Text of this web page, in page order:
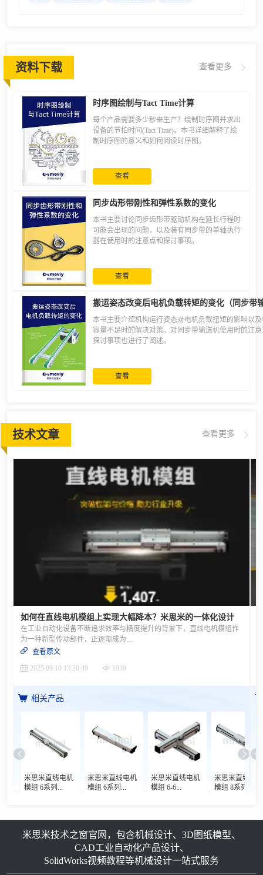
资料下载 查看更多
时序图绘制与Tact Time计算
每个产品需要多少秒来生产？绘制时序图并求出
设备的节拍时间(Tact Time)。本书详细解释了绘
制时序图的意义和如何阅读时序图。
查看
同步齿形带刚性和弹性系数的变化
本书主要讨论同步齿形带驱动机构在延长行程时
可能会出现的问题，以及装有同步带的单轴执行
器在使用时的注意点和探讨事项。
查看
搬运姿态改变后电机负载转矩的变化（同步带
本书主要介绍机构运行姿态对电机负载扭矩的影响以
容量不足时的解决对策。对同步带输送机使用时的注
探讨事项也进行了阐述。
查看
技术文章 查看更多
如何在直线电机模组上实现大幅降本？米思米的一体化设计
在工业自动化设备不断追求效率与精度提升的背景下，直线电机模组作
为一种新型传动部件，正逐渐成为众多制造企业的优先选择。相比传统的丝杠模组，直线电机在速度、精度、寿命等方面具备显著优势。然而，设备升级往往伴随着成本压力，如何在性能提升的同时实现成本控制，成为很多企业关注的焦点。米思米通过一体化设计与产品创新，在这一领域给出了切实可行的解决方案。一、米思米直线电机模组：性能与成本的双重优势米思米直线电机模组采用磁悬浮推动原理，实现了直接、高效的直线运动。其结构简单，省去了丝杠、联轴器、轴承座等中间传动部件，不仅提升了运动性能，也大幅降低了机械复杂度和故障率。米思米推出的标准型直线电机模组，在速度、加速度和定位精度方面均明显优于传统丝杠模组——最大速度可达2m/s，重复定位精度控制在±5μm以内，加速度提升至1.5G。更重要的是，其采购成本远低于传统丝杠模组，实现了真正意义上的“高性价比”。二、一体化设计如何推动降本？1. 结构整合，节省设备空间与部件数量传统多滑台应用通常需配置多个丝杠模组，造成设备体积大、成本高。米思米直线电机模组支持在同轴上搭载多个滑台，并可独立控制，减少模组使用数量和整体占地面积，从而降低设备制造成本。2. 闭环控制减少维护与停机损失米思米直线电机模组采用闭环控制系统，可实时反馈与校正位置信息，避免累积误差，支持设备常年不间断运行。相比之下，传统丝杠模组需定期回原点、检修甚至更换磨损件，所带来的停产损失与人工成本不容忽视。3. 长寿命与低损耗设计由于运动过程中几乎没有机械接触，米思米直线电机模组的磨损极低，使用寿命可达传统丝杠模组的2.5倍以上。长期的免维护特性进一步降低了全生命周期的使用成本。4. 十字型与防异物型组件的标准化推出米思米在标准型基础上开发出十字型直线电机模组，通过预组装与精密检测，确保垂直度在±15μm以内。客户收到后仅需简单固定即可使用，大幅节省了人工与时间成本。防异物型则针对3C、半导体等行业中对细小零件防掉落的需求，采用非接触式封闭结构，避免异物侵入导致的设备损坏与维修成本，同时维持高速高精运行，延长了设备稳定运行周期。三、选型工具赋能，避免资源浪费为帮助用户快速、准确地选择合适型号，米思米开发了专业的直线电机模组选型工具。该工具内置计算逻辑与参数数据库，用户仅需输入基本需求，系统即可自动匹配最优型号，避免因过度配置带来的成本浪费，真正实现“按需选型”，节约设备投入。米思米直线电机模组通过一体化、模块化、标准化的产品设计，从多个维度帮助用户实现降本目标。不仅初始采购成本降低，更在设备空间、维护频次、停机时间、组装效率以及长期稳定性方面体现出综合成本优势。在强调精益制造与效率提升的今天，选择一款性能出色且经济实用的直线电机模组，已成为众多企业提升竞争力的关键决策。米思米持续致力于通过产品创新与服务优化，为客户提供真正可信赖的高性价比自动化解决方案，助力中国制造迈向更高水平。如果您觉得米思米的产品符合您的需求，注册成为米思米的企业会员，加入我们解锁更多米思米优质的产品与服务体验。※本文中直线电机模组与传统丝杠模组对比，所示数值均根据米思米同规格丝杠模组为参考，米思米社内测算所得※本文中所示价格，均为未税参考价，请以实际报价为准※除垂直安装的场景外，米思米直线电机模组可替代同规格米思米丝杠模组
查看原文
2025.09.10 13:20:49
1939
相关产品
米思米直线电机
模组 6系列...
米思米直线电机
模组 6系列...
米思米直线电机
模组 6-6...
米思米直线电机
模组 8系列...
米思米技术之窗官网，包含机械设计、3D图纸模型、
CAD工业自动化产品设计、
SolidWorks视频教程等机械设计一站式服务